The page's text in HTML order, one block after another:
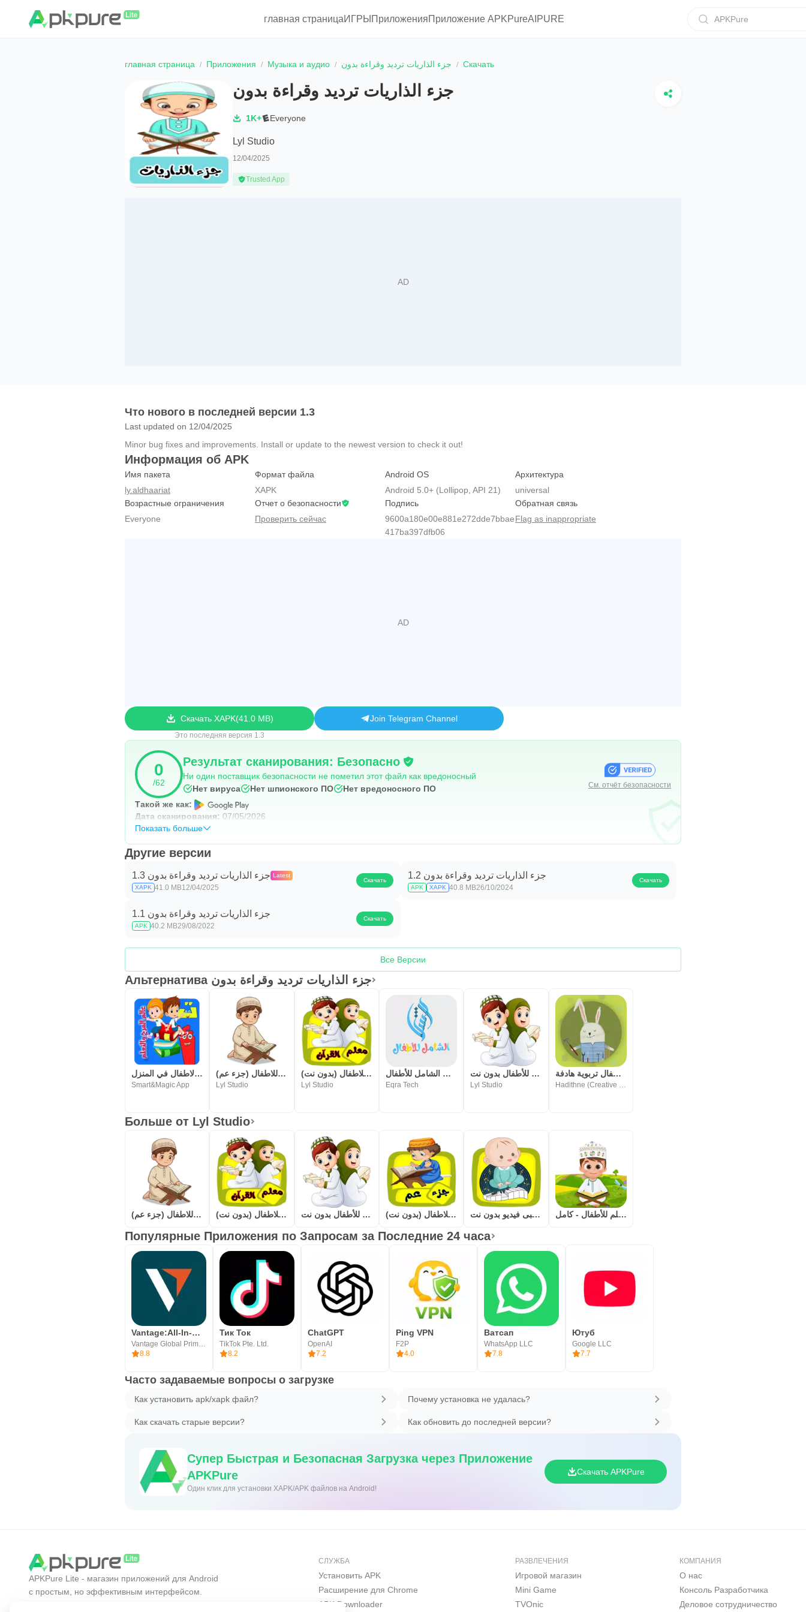
главная страницаИГРЫ ПриложенияПриложение APKPureAIPURE APKPure
главная страница Приложения Музыка и аудио جزء الذاريات ترديد وقراءة بدون Скачать
جزء الذاريات ترديد وقراءة بدون
1K+ Everyone
Lyl Studio
12/04/2025
Trusted App
Что нового в последней версии 1.3
Last updated on 12/04/2025
Minor bug fixes and improvements. Install or update to the newest version to check it out!
Информация об APK
Имя пакета
ly.aldhaariat
Формат файла
XAPK
Android OS
Android 5.0+ (Lollipop, API 21)
Архитектура
universal
Возрастные ограничения
Everyone
Отчет о безопасности
Проверить сейчас
Подпись
9600a180e00e881e272dde7bbae
417ba397dfb06
Обратная связь
Flag as inappropriate
Это последняя версия 1.3
Скачать XAPK 41.0 MB Join Telegram Channel
0
/62
Результат сканирования: Безопасно
Ни один поставщик безопасности не пометил этот файл как вредоносный
Нет вируса
Нет шпионского ПО
Нет вредоносного ПО
Такой же как:
Дата сканирования: 07/05/2026
Показать больше
См. отчёт безопасности
Другие версии
جزء الذاريات ترديد وقراءة بدون 1.3 Latest
XAPK 41.0 MB12/04/2025
Скачать جزء الذاريات ترديد وقراءة بدون 1.2
APK XAPK 40.8 MB26/10/2024
Скачать
جزء الذاريات ترديد وقراءة بدون 1.1
APK 40.2 MB29/08/2022
Скачать
Все Версии
Альтернатива جزء الذاريات ترديد وقراءة بدون
روضة الاطفال في المنزل
Smart&Magic App
المصحف المعلم للاطفال (جزء عم)
Lyl Studio
معلم القرآن للاطفال (بدون نت)
Lyl Studio
المصحف الشامل للأطفال
Eqra Tech
قصار السور للأطفال بدون نت
Lyl Studio
حدثني – قصص اطفال تربوية هادفة
Больше от Lyl Studio
المصحف المعلم للاطفال (جزء عم) معلم القرآن للاطفال (بدون نت) قصار السور للأطفال بدون نت تعليم جزء عم للاطفال (بدون نت) اغانى أطفال بيبى فيديو بدون نت المصحف المعلم للأطفال - كامل
Популярные Приложения по Запросам за Последние 24 часа
Vantage:All-In-One Trading App
Vantage Global Prime PTY LTD
8.8
Тик Ток
TikTok Pte. Ltd.
8.2
ChatGPT
OpenAI
7.2
Ping VPN
F2P
4.0
Ватсап
WhatsApp LLC
7.8
Ютуб
Google LLC
7.7
Часто задаваемые вопросы о загрузке
Как установить apk/xapk файл? Почему установка не удалась?
Как скачать старые версии? Как обновить до последней версии?
Супер Быстрая и Безопасная Загрузка через Приложение
APKPure
Один клик для установки XAPK/APK файлов на Android!
Скачать APKPure
APKPure Lite - магазин приложений для Android
с простым, но эффективным интерфейсом.
СЛУЖБА
Установить APK
Расширение для Chrome
APK Downloader
РАЗВЛЕЧЕНИЯ
Игровой магазин
Mini Game
TVOnic
КОМПАНИЯ
О нас
Консоль Pазработчика
Деловое сотрудничество